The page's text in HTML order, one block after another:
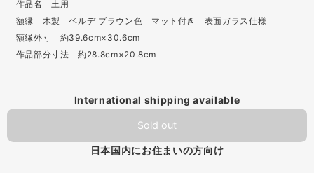
作品名 土用
額縁 木製 ベルデ ブラウン色 マット付き 表面ガラス仕様
額縁外寸 約39.6cm×30.6cm
作品部分寸法 約28.8cm×20.8cm
International shipping available
Sold out
日本国内にお住まいの方向け